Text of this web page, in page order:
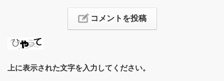
上に表示された文字を入力してください。